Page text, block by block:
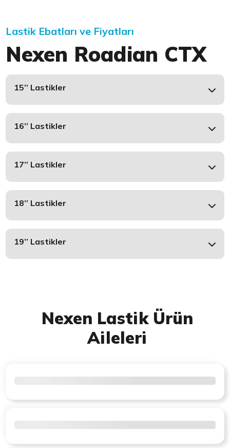
Lastik Ebatları ve Fiyatları
Nexen Roadian CTX
15’’ Lastikler
16’’ Lastikler
17’’ Lastikler
18’’ Lastikler
19’’ Lastikler
Nexen Lastik Ürün
Aileleri